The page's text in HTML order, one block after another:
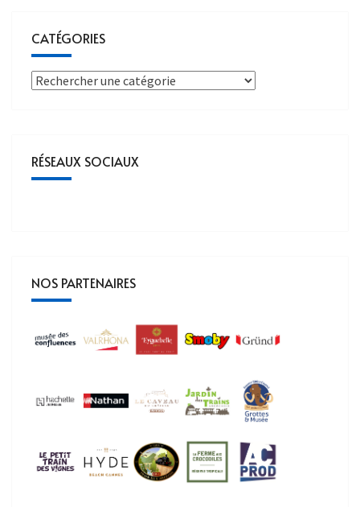
CATÉGORIES
RÉSEAUX SOCIAUX
NOS PARTENAIRES